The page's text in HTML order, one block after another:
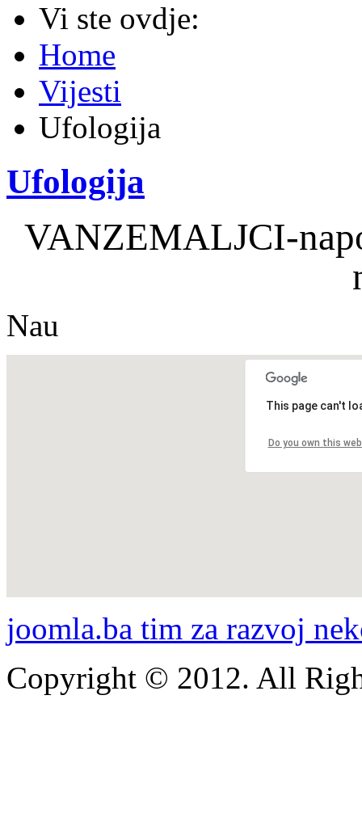
Vi ste ovdje:
Home
Vijesti
Ufologija
Ufologija
VANZEMALJCI-
Nau
This page can't
Do you own this
joomla.ba tim za razvoj
Copyright © 2012. All